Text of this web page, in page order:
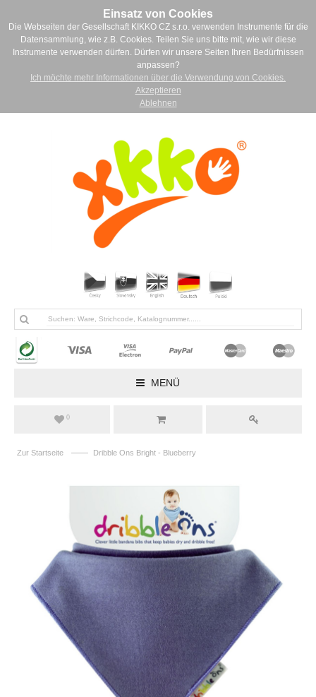
Einsatz von Cookies
Die Webseiten der Gesellschaft KIKKO CZ s.r.o. verwenden Instrumente für die
Datensammlung, wie z.B. Cookies. Teilen Sie uns bitte mit, wie wir diese
Instrumente verwenden dürfen. Dürfen wir unsere Seiten Ihren Bedürfnissen
anpassen?
Ich möchte mehr Informationen über die Verwendung von Cookies.
Akzeptieren
Ablehnen
MENÜ
0
Zur Startseite —— Dribble Ons Bright - Blueberry